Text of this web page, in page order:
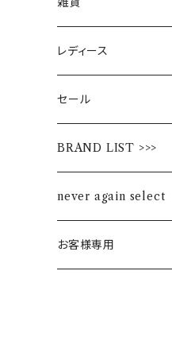
レディース
セール
BRAND LIST >>>
ALL STAR
Alohaloha
never again select
お客様専用